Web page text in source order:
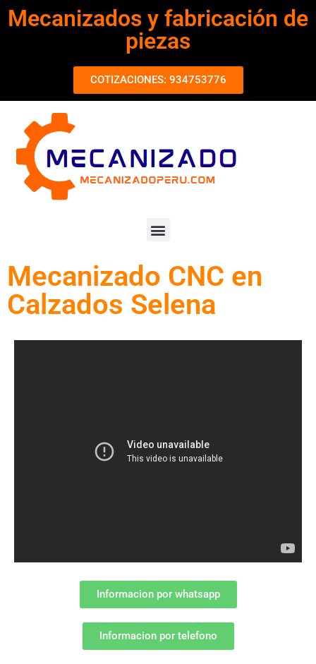
Mecanizados y fabricación de
piezas
COTIZACIONES: 934753776
Mecanizado CNC en
Calzados Selena
Informacion por whatsapp
Informacion por telefono